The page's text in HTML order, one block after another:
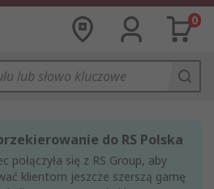
0
do RS Polska
połączyła się z RS Group, aby
klientom jeszcze szerszą gamę